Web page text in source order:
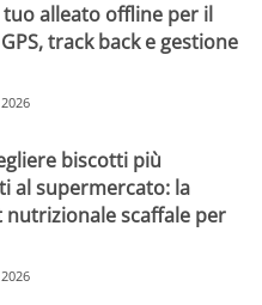
tuo alleato offline per il
track back e gestione
biscotti più
al supermercato: la
nutrizionale scaffale per